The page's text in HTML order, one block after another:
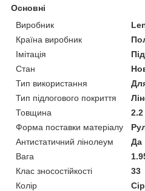
Основні
Виробник
Країна виробник
Імітація
Стан
Тип використання
Тип підлогового покриття
Товщина
Форма поставки матеріалу
Антистатичний лінолеум
Да
Вага
Клас зносостійкості
33
Колір